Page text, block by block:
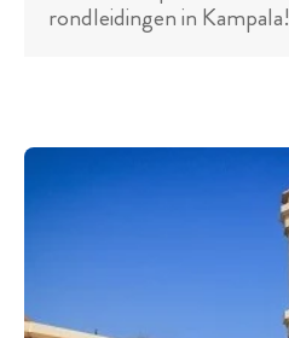
rondleidingen in Kampala!